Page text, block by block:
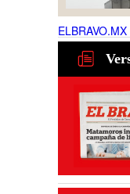
ELBRAVO.MX